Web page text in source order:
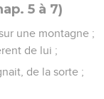
5 à 7)
une montagne ;
de lui ;
de la sorte ;